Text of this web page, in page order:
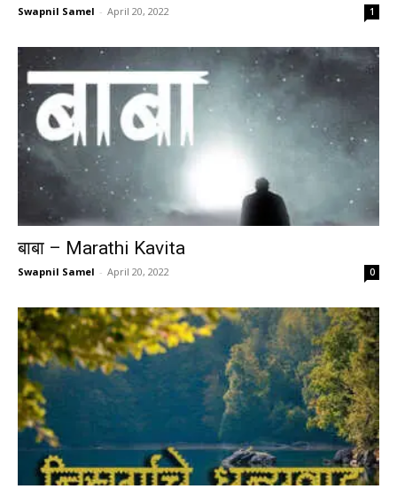
Swapnil Samel - April 20, 2022 1
बाबा – Marathi Kavita
Swapnil Samel - April 20, 2022 0